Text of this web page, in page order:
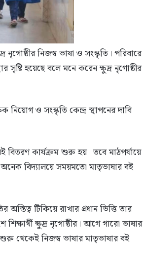
নিজস্ব ভাষা ও সংস্কৃতি। পরিবারে
হয়েছে বলে মনে করেন ক্ষুদ্র নৃগোষ্ঠীর
নিয়োগ ও সংস্কৃতি কেন্দ্র স্থাপনের দাবি
বিতরণ কার্যক্রম শুরু হয়। তবে মাঠপর্যায়ে
বিদ্যালয়ে সময়মতো মাতৃভাষার বই
টিকিয়ে রাখার প্রধান ভিত্তি তার
ক্ষুদ্র নৃগোষ্ঠীর। আগে গারো ভাষার
থেকেই নিজস্ব ভাষার মাতৃভাষার বই